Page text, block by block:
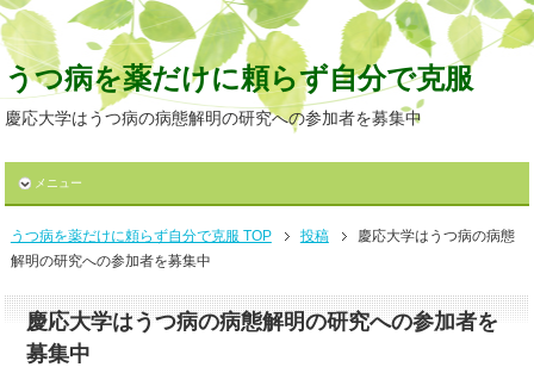
うつ病を薬だけに頼らず自分で克服
慶応大学はうつ病の病態解明の研究への参加者を募集中
メニュー
うつ病を薬だけに頼らず自分で克服 TOP 投稿
慶応大学はうつ病の病態
解明の研究への参加者を募集中
慶応大学はうつ病の病態解明の研究への参加者を
募集中